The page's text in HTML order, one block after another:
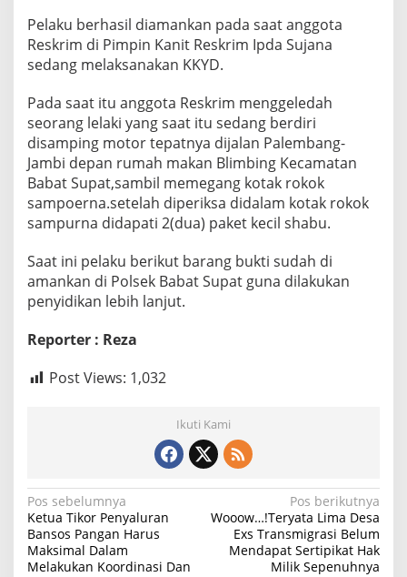
a
m
a
n
a
n
P
l
i
s
i
Pelaku berhasil diamankan pada saat anggota
Reskrim di Pimpin Kanit Reskrim Ipda Sujana
sedang melaksanakan KKYD.
Pada saat itu anggota Reskrim menggeledah
seorang lelaki yang saat itu sedang berdiri
disamping motor tepatnya dijalan Palembang-
Jambi depan rumah makan Blimbing Kecamatan
Babat Supat,sambil memegang kotak rokok
sampoerna.setelah diperiksa didalam kotak rokok
sampurna didapati 2(dua) paket kecil shabu.
Saat ini pelaku berikut barang bukti sudah di
amankan di Polsek Babat Supat guna dilakukan
penyidikan lebih lanjut.
Reporter : Reza
Post Views: 1,032
Ikuti Kami
N
a
v
Pos sebelumnya
Ketua Tikor Penyaluran
Bansos Pangan Harus
Maksimal Dalam
Melakukan Koordinasi Dan
Pos berikutnya
Wooow…!Teryata Lima Desa
Exs Transmigrasi Belum
Mendapat Sertipikat Hak
Milik Sepenuhnya